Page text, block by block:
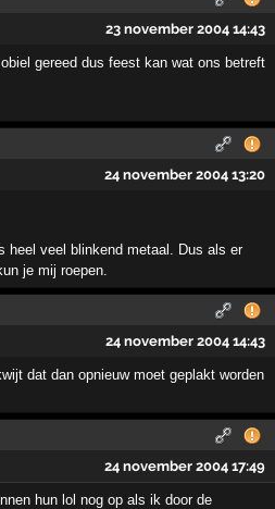
23 november 2004 14:43
gereed dus feest kan wat ons betreft
24 november 2004 13:20
heel veel blinkend metaal. Dus als er
je mij roepen.
24 november 2004 14:43
dat dan opnieuw moet geplakt worden
24 november 2004 17:49
hun lol nog op als ik door de